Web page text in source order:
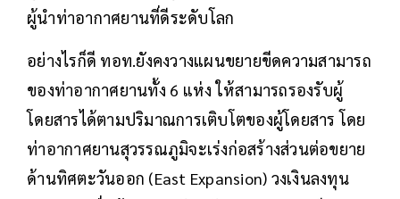
ผู้นำท่าอากาศยานที่ดีระดับโลก
อย่างไรก็ดี ทอท.ยังคงวางแผนขยายขีดความสามารถ
ของท่าอากาศยานทั้ง 6 แห่ง ให้สามารถรองรับผู้
โดยสารได้ตามปริมาณการเติบโตของผู้โดยสาร โดย
ท่าอากาศยานสุวรรณภูมิจะเร่งก่อสร้างส่วนต่อขยาย
ด้านทิศตะวันออก (East Expansion) วงเงินลงทุน